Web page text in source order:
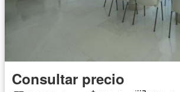
Consultar precio